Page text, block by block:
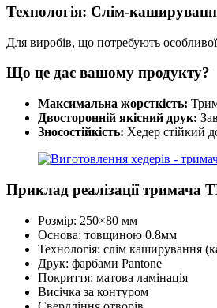
Технологія: Слім-
Для виробів, що потребують
Що це дає вашому продукту?
Максимальна жорсткість:
Двосторонній якісний друк:
Зносостійкість: Хедер стійкий
Приклад реалізації тримача
Розмір: 250×80 мм
Основа: товщиною 0.8мм
Технологія: слім каширування
Друк: фарбами Pantone
Покриття: матова ламінація
Висічка за контуром